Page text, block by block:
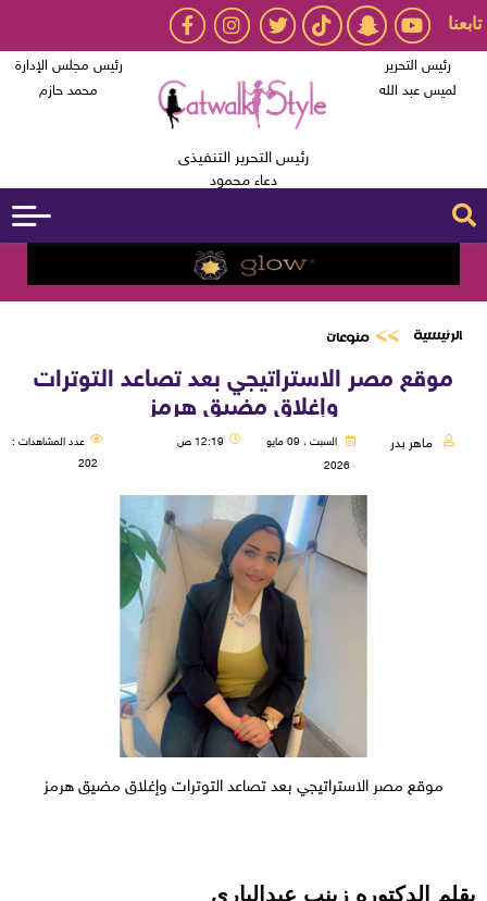
تابعنا
رئيس التحرير
لميس عبد الله
رئيس التحرير التنفيذى
دعاء محمود
رئيس مجلس الإدارة
محمد حازم
الرئيسية منوعات
موقع مصر الاستراتيجي بعد تصاعد التوترات
وإغلاق مضيق هرمز
ماهر بدر
السبت ، 09 مايو
2026
12:19 ص
عدد المشاهدات :
202
موقع مصر الاستراتيجي بعد تصاعد التوترات وإغلاق مضيق هرمز
بقلم الدكتوره زينب عبدالباري